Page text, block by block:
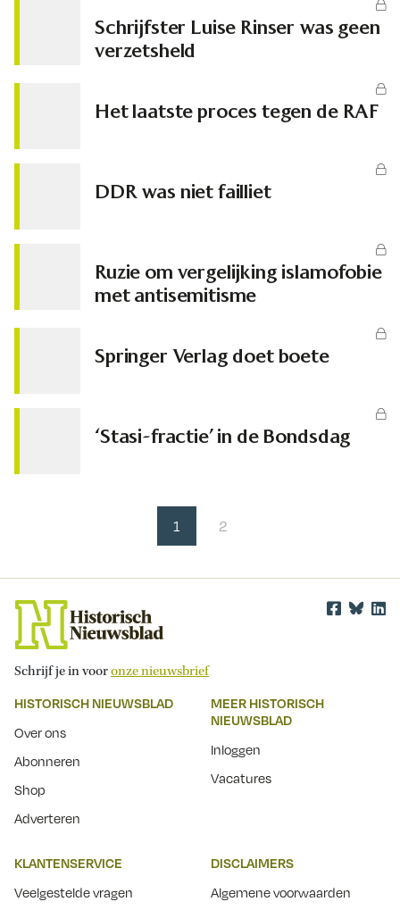
Schrijfster Luise Rinser was geen
verzetsheld
Het laatste proces tegen de RAF
DDR was niet failliet
Ruzie om vergelijking islamofobie
met antisemitisme
Springer Verlag doet boete
‘Stasi-fractie’ in de Bondsdag
1 2
Schrijf je in vooronze nieuwsbrief
HISTORISCH NIEUWSBLAD
Over ons
Abonneren
Shop
Adverteren
MEER HISTORISCH
NIEUWSBLAD
Inloggen
Vacatures
KLANTENSERVICE
Veelgestelde vragen
DISCLAIMERS
Algemene voorwaarden